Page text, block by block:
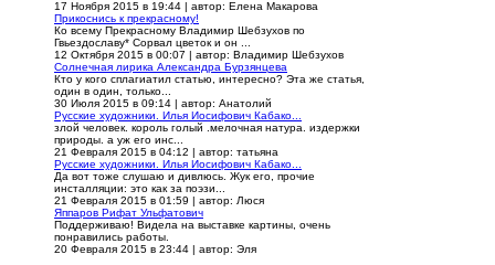
17 Ноября 2015 в 19:44 | автор: Елена Макарова
Прикоснись к прекрасному!
Ко всему Прекрасному Владимир Шебзухов по
Гвьездославу* Сорвал цветок и он ...
12 Октября 2015 в 00:07 | автор: Владимир Шебзухов
Солнечная лирика Александра Бурзянцева
Кто у кого сплагиатил статью, интересно? Эта же статья,
один в один, только...
30 Июля 2015 в 09:14 | автор: Анатолий
Русские художники. Илья Иосифович Кабако...
злой человек. король голый .мелочная натура. издержки
природы. а уж его инс...
21 Февраля 2015 в 04:12 | автор: татьяна
Русские художники. Илья Иосифович Кабако...
Да вот тоже слушаю и дивлюсь. Жук его, прочие
инсталляции: это как за поэзи...
21 Февраля 2015 в 01:59 | автор: Люся
Яппаров Рифат Ульфатович
Поддерживаю! Видела на выставке картины, очень
понравились работы.
20 Февраля 2015 в 23:44 | автор: Эля